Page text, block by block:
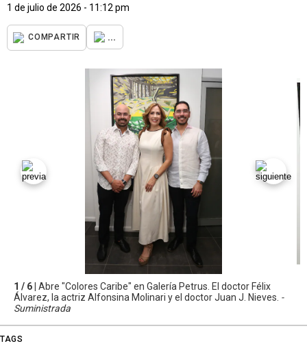
1 de julio de 2026 - 11:12 pm
COMPARTIR ...
1 / 6 | Abre "Colores Caribe" en Galería Petrus. El doctor Félix
Álvarez, la actriz Alfonsina Molinari y el doctor Juan J. Nieves. -
Suministrada
TAGS